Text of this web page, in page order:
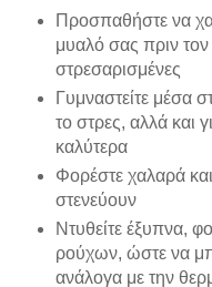
Προσπαθήστε να
μυαλό σας πριν
στρεσαρισμένες
Γυμναστείτε μέσα
το στρες, αλλά και
καλύτερα
Φορέστε χαλαρά
στενεύουν
Ντυθείτε έξυπνα,
ρούχων, ώστε να
ανάλογα με την